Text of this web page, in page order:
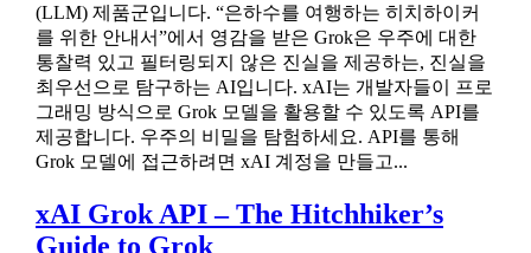
(LLM) 제품군입니다. “은하수를 여행하는 히치하이커
를 위한 안내서”에서 영감을 받은 Grok은 우주에 대한
통찰력 있고 필터링되지 않은 진실을 제공하는, 진실을
최우선으로 탐구하는 AI입니다. xAI는 개발자들이 프로
그래밍 방식으로 Grok 모델을 활용할 수 있도록 API를
제공합니다. 우주의 비밀을 탐험하세요. API를 통해
Grok 모델에 접근하려면 xAI 계정을 만들고...
xAI Grok API – The Hitchhiker’s
Guide to Grok